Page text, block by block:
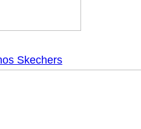
Skechers